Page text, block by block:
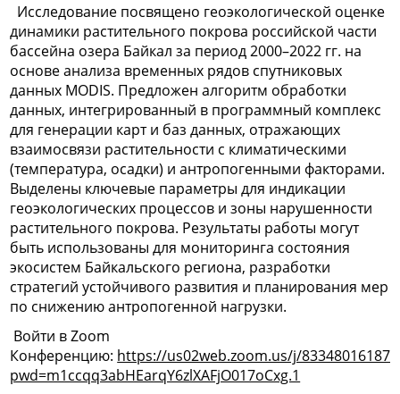
Исследование посвящено геоэкологической оценке
динамики растительного покрова российской части
бассейна озера Байкал за период 2000–2022 гг. на
основе анализа временных рядов спутниковых
данных MODIS. Предложен алгоритм обработки
данных, интегрированный в программный комплекс
для генерации карт и баз данных, отражающих
взаимосвязи растительности с климатическими
(температура, осадки) и антропогенными факторами.
Выделены ключевые параметры для индикации
геоэкологических процессов и зоны нарушенности
растительного покрова. Результаты работы могут
быть использованы для мониторинга состояния
экосистем Байкальского региона, разработки
стратегий устойчивого развития и планирования мер
по снижению антропогенной нагрузки.
Войти в Zoom
Конференцию: https://us02web.zoom.us/j/83348016187?
pwd=m1ccqq3abHEarqY6zlXAFjO017oCxg.1